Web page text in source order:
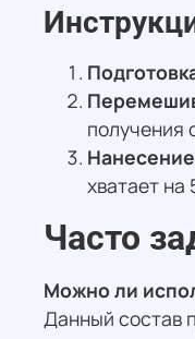
получения
хватает на
Часто
Можно ли
Данный состав